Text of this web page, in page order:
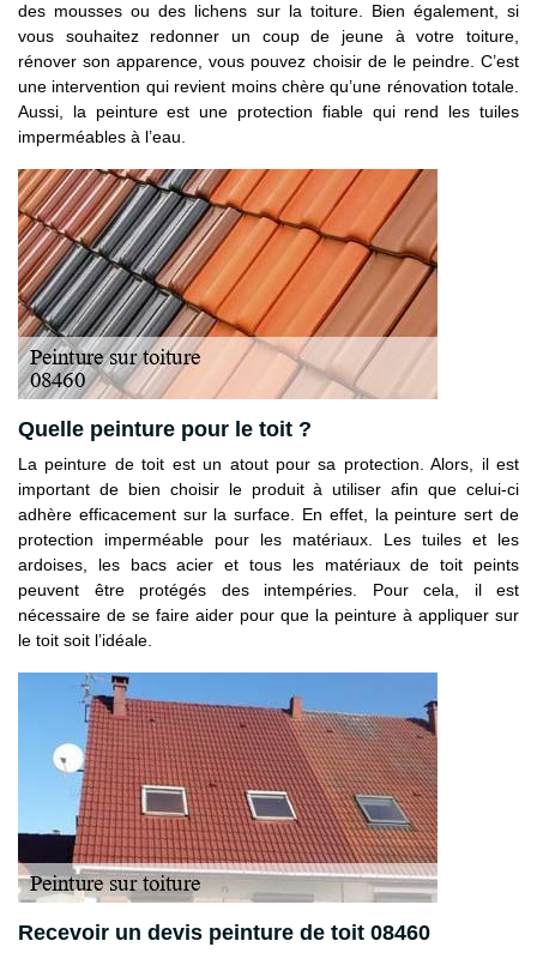
des mousses ou des lichens sur la toiture. Bien également, si
vous souhaitez redonner un coup de jeune à votre toiture,
rénover son apparence, vous pouvez choisir de le peindre. C’est
une intervention qui revient moins chère qu’une rénovation totale.
Aussi, la peinture est une protection fiable qui rend les tuiles
imperméables à l’eau.
Quelle peinture pour le toit ?
La peinture de toit est un atout pour sa protection. Alors, il est
important de bien choisir le produit à utiliser afin que celui-ci
adhère efficacement sur la surface. En effet, la peinture sert de
protection imperméable pour les matériaux. Les tuiles et les
ardoises, les bacs acier et tous les matériaux de toit peints
peuvent être protégés des intempéries. Pour cela, il est
nécessaire de se faire aider pour que la peinture à appliquer sur
le toit soit l’idéale.
Recevoir un devis peinture de toit 08460